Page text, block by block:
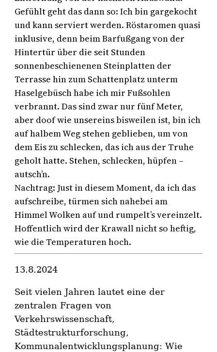
Gefühlt geht das dann so: Ich bin gargekocht
und kann serviert werden. Röstaromen quasi
inklusive, denn beim Barfußgang von der
Hintertür über die seit Stunden
sonnenbeschienenen Steinplatten der
Terrasse hin zum Schattenplatz unterm
Haselgebüsch habe ich mir Fußsohlen
verbrannt. Das sind zwar nur fünf Meter,
aber doof wie unsereins bisweilen ist, bin ich
auf halbem Weg stehen geblieben, um von
dem Eis zu schlecken, das ich aus der Truhe
geholt hatte. Stehen, schlecken, hüpfen –
autsch’n.
Nachtrag: Just in diesem Moment, da ich das
aufschreibe, türmen sich nahebei am
Himmel Wolken auf und rumpelt’s vereinzelt.
Hoffentlich wird der Krawall nicht so heftig,
wie die Temperaturen hoch.
13.8.2024
Seit vielen Jahren lautet eine der
zentralen Fragen von
Verkehrswissenschaft,
Städtestrukturforschung,
Kommunalentwicklungsplanung: Wie